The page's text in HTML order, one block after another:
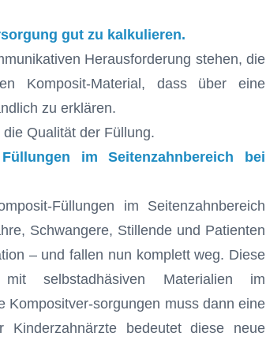
gut zu kalkulieren.
Herausforderung stehen, die
Komposit-Material, dass über eine
zu erklären.
Qualität der Füllung.
im Seitenzahnbereich bei
Füllungen im Seitenzahnbereich
Schwangere, Stillende und Patienten
– und fallen nun komplett weg. Diese
selbstadhäsiven Materialien im
Kompositver-sorgungen muss dann eine
Kinderzahnärzte bedeutet diese neue